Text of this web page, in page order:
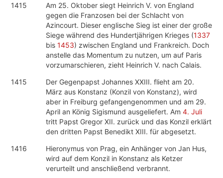
1415
Am 25. Oktober siegt Heinrich V. von England
gegen die Franzosen bei der Schlacht von
Azincourt. Dieser englische Sieg ist einer der große
Siege während des Hundertjährigen Krieges (1337
bis 1453) zwischen England und Frankreich. Doch
anstelle das Momentum zu nutzen, um auf Paris
vorzumarschieren, zieht Heinrich V. nach Calais.
1415
Der Gegenpapst Johannes XXIII. flieht am 20.
März aus Konstanz (Konzil von Konstanz), wird
aber in Freiburg gefangengenommen und am 29.
April an König Sigismund ausgeliefert. Am 4. Juli
tritt Papst Gregor XII. zurück und das Konzil erklärt
den dritten Papst Benedikt XIII. für abgesetzt.
1416
Hieronymus von Prag, ein Anhänger von Jan Hus,
wird auf dem Konzil in Konstanz als Ketzer
verurteilt und anschließend verbrannt.